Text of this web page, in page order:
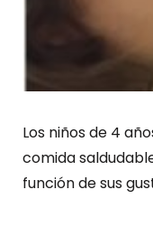
Los niños de 4
comida
función de sus